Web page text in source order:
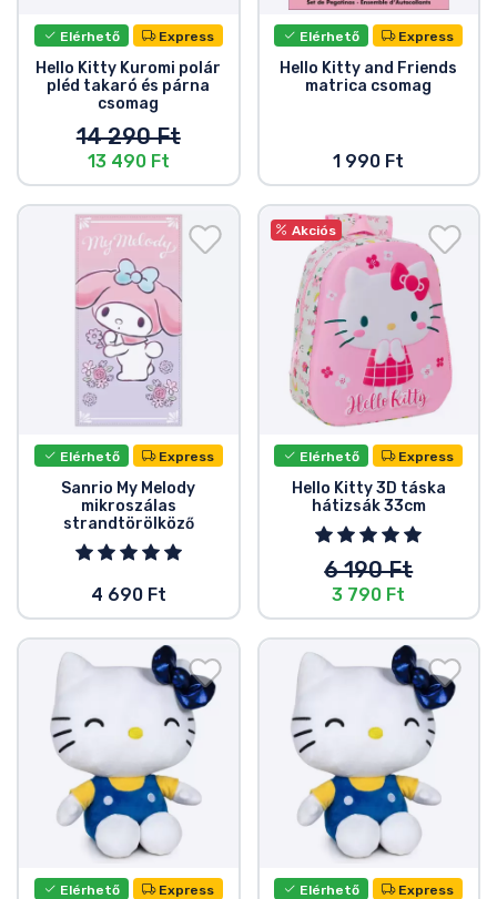
Elérhető Express
Hello Kitty Kuromi polár
pléd takaró és párna
csomag
14 290 Ft
13 490 Ft
Elérhető Express
Hello Kitty and Friends
matrica csomag
1 990 Ft
Elérhető Express
Sanrio My Melody
mikroszálas
strandtörölköző
4 690 Ft
Akciós
Elérhető Express
Hello Kitty 3D táska
hátizsák 33cm
6 190 Ft
3 790 Ft
Elérhető Express Elérhető Express